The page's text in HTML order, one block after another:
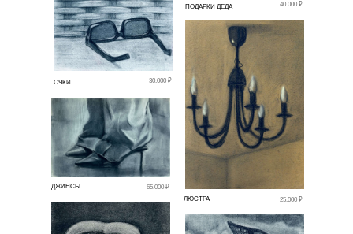
ПОДАРКИ ДЕДА 40.000 ₽
ОЧКИ 30.000 ₽
ДЖИНСЫ 65.000 ₽
ЛЮСТРА 25.000 ₽